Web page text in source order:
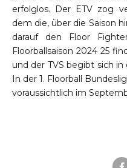
erfolglos. Der ETV zog
dem die, über die Saison
darauf den Floor
Floorballsaison 2024 25
und der TVS begibt sich
In der 1. Floorball
voraussichtlich im